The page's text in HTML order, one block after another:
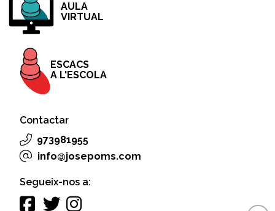
AULA
VIRTUAL
ESCACS
A L'ESCOLA
Contactar
973981955
info@josepoms.com
Segueix-nos a: